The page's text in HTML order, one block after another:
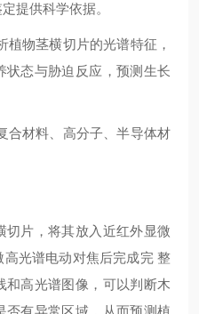
提供科学依据。
物茎横切片的光谱特征，
状态与胁迫反应，预测生长
合材料、高分子、半导体材
切片，将其放入近红外显微
光谱电动对焦后完成完 整
和高光谱图像，可以判断木
否有异常区域，从而预测植